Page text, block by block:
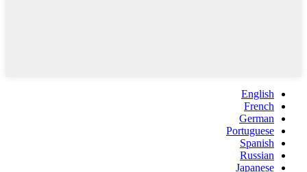
English
French
German
Portuguese
Spanish
Russian
Japanese